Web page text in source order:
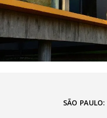
SÃO PAULO: